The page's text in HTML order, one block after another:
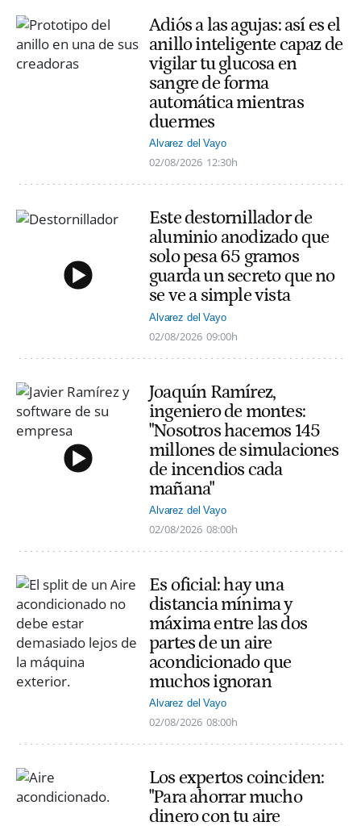
Adiós a las agujas: así es el
anillo inteligente capaz de
vigilar tu glucosa en
sangre de forma
automática mientras
duermes
Alvarez del Vayo
02/08/2026 12:30h
Este destornillador de
aluminio anodizado que
solo pesa 65 gramos
guarda un secreto que no
se ve a simple vista
Alvarez del Vayo
02/08/2026 09:00h
Joaquín Ramírez,
ingeniero de montes:
"Nosotros hacemos 145
millones de simulaciones
de incendios cada
mañana"
Alvarez del Vayo
02/08/2026 08:00h
Es oficial: hay una
distancia mínima y
máxima entre las dos
partes de un aire
acondicionado que
muchos ignoran
Alvarez del Vayo
02/08/2026 08:00h
Los expertos coinciden:
"Para ahorrar mucho
dinero con tu aire